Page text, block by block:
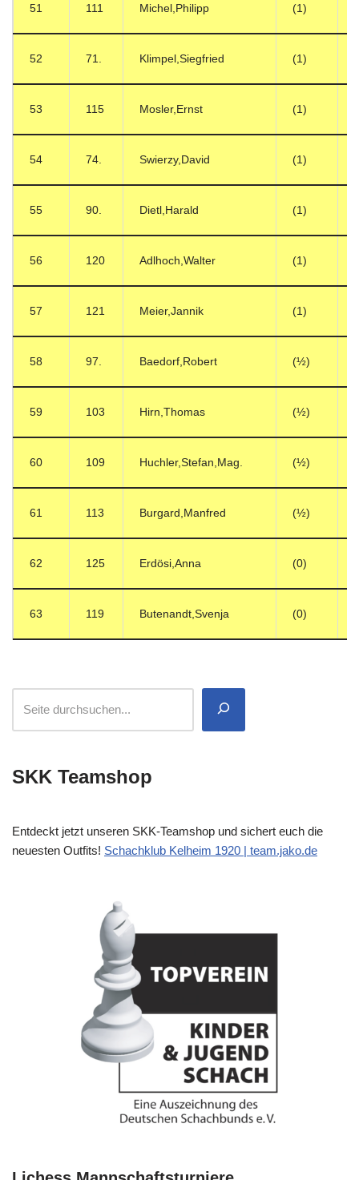
51 111 Michel,Philipp (1)
52 71. Klimpel,Siegfried (1)
53 115 Mosler,Ernst (1)
54 74. Swierzy,David (1)
55 90. Dietl,Harald (1)
56 120 Adlhoch,Walter (1)
57 121 Meier,Jannik (1)
58 97. Baedorf,Robert (½)
59 103 Hirn,Thomas (½)
60 109 Huchler,Stefan,Mag. (½)
61 113 Burgard,Manfred (½)
62 125 Erdösi,Anna (0)
63 119 Butenandt,Svenja (0)
SKK Teamshop
Entdeckt jetzt unseren SKK-Teamshop und sichert euch die
neuesten Outfits! Schachklub Kelheim 1920 | team.jako.de